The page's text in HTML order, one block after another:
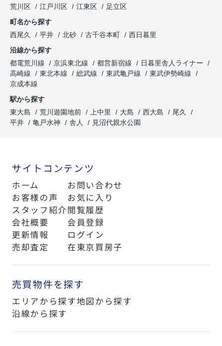
荒川区
江戸川区 江東区
足立区
町名から探す
西尾久
平井 北砂 古千谷本町
西日暮里
沿線から探す
都電荒川線
京浜東北線 都営新宿線
日暮里舎人ライナー
高崎線
東北本線 総武線 東武亀戸線
東武伊勢崎線
京成本線
駅から探す
東大島
荒川遊園地前 上中里 大島 西大島
尾久
平井
亀戸水神 舎人 見沼代親水公園
サイトコンテンツ
ホーム
お客様の声
スタッフ紹介
会社概要
更新情報
売却査定
お問い合わせ
お気に入り
閲覧履歴
会員登録
ログイン
在東京買房子
売買物件を探す
エリアから探す
沿線から探す
地図から探す